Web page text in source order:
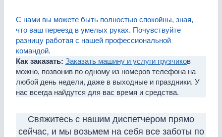
С нами вы можете быть полностью спокойны, зная,
что ваш переезд в умелых руках. Почувствуйте
разницу работая с нашей профессиональной
командой.
Как заказать: Заказать машину и услуги грузчиков
можно, позвонив по одному из номеров телефона на
любой день недели, даже в выходные и праздники. У
нас всегда найдутся для вас время и средства.
Свяжитесь с нашим диспетчером прямо
сейчас, и мы возьмем на себя все заботы по